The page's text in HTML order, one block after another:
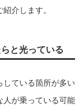
介します。
と光っている
している箇所が多い
人が乗っている可能